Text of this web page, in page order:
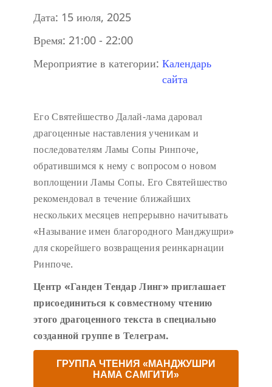
Дата: 15 июля, 2025
Время: 21:00 - 22:00
Мероприятие в категории: Календарь
сайта
Его Святейшество Далай-лама даровал
драгоценные наставления ученикам и
последователям Ламы Сопы Ринпоче,
обратившимся к нему с вопросом о новом
воплощении Ламы Сопы. Его Святейшество
рекомендовал в течение ближайших
нескольких месяцев непрерывно начитывать
«Называние имен благородного Манджушри»
для скорейшего возвращения реинкарнации
Ринпоче.
Центр «Ганден Тендар Линг» приглашает
присоединиться к совместному чтению
этого драгоценного текста в специально
созданной группе в Телеграм.
ГРУППА ЧТЕНИЯ «МАНДЖУШРИ
НАМА САМГИТИ»